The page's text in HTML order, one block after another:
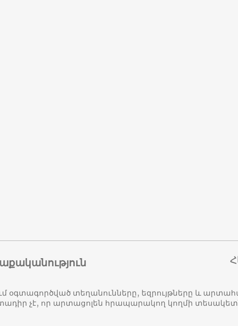
օգտագործված տեղանունները, եզրույթները և
չէ, որ արտացոլեն հրապարակող կողմի